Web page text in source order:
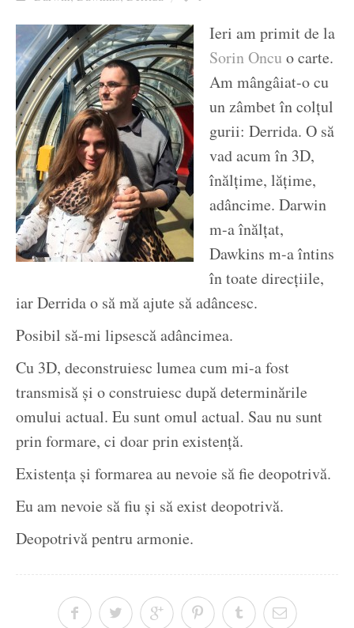
Ziua culorii
Ieri am primit de la
Sorin Oncu o carte.
Am mângâiat-o cu
un zâmbet în colțul
gurii: Derrida. O să
vad acum în 3D,
înălțime, lățime,
adâncime. Darwin
m-a înălțat,
Dawkins m-a întins
în toate direcțiile,
iar Derrida o să mă ajute să adâncesc.
Posibil să-mi lipsescă adâncimea.
Cu 3D, deconstruiesc lumea cum mi-a fost
transmisă și o construiesc după determinările
omului actual. Eu sunt omul actual. Sau nu sunt
prin formare, ci doar prin existență.
Existența și formarea au nevoie să fie deopotrivă.
Eu am nevoie să fiu și să exist deopotrivă.
Deopotrivă pentru armonie.